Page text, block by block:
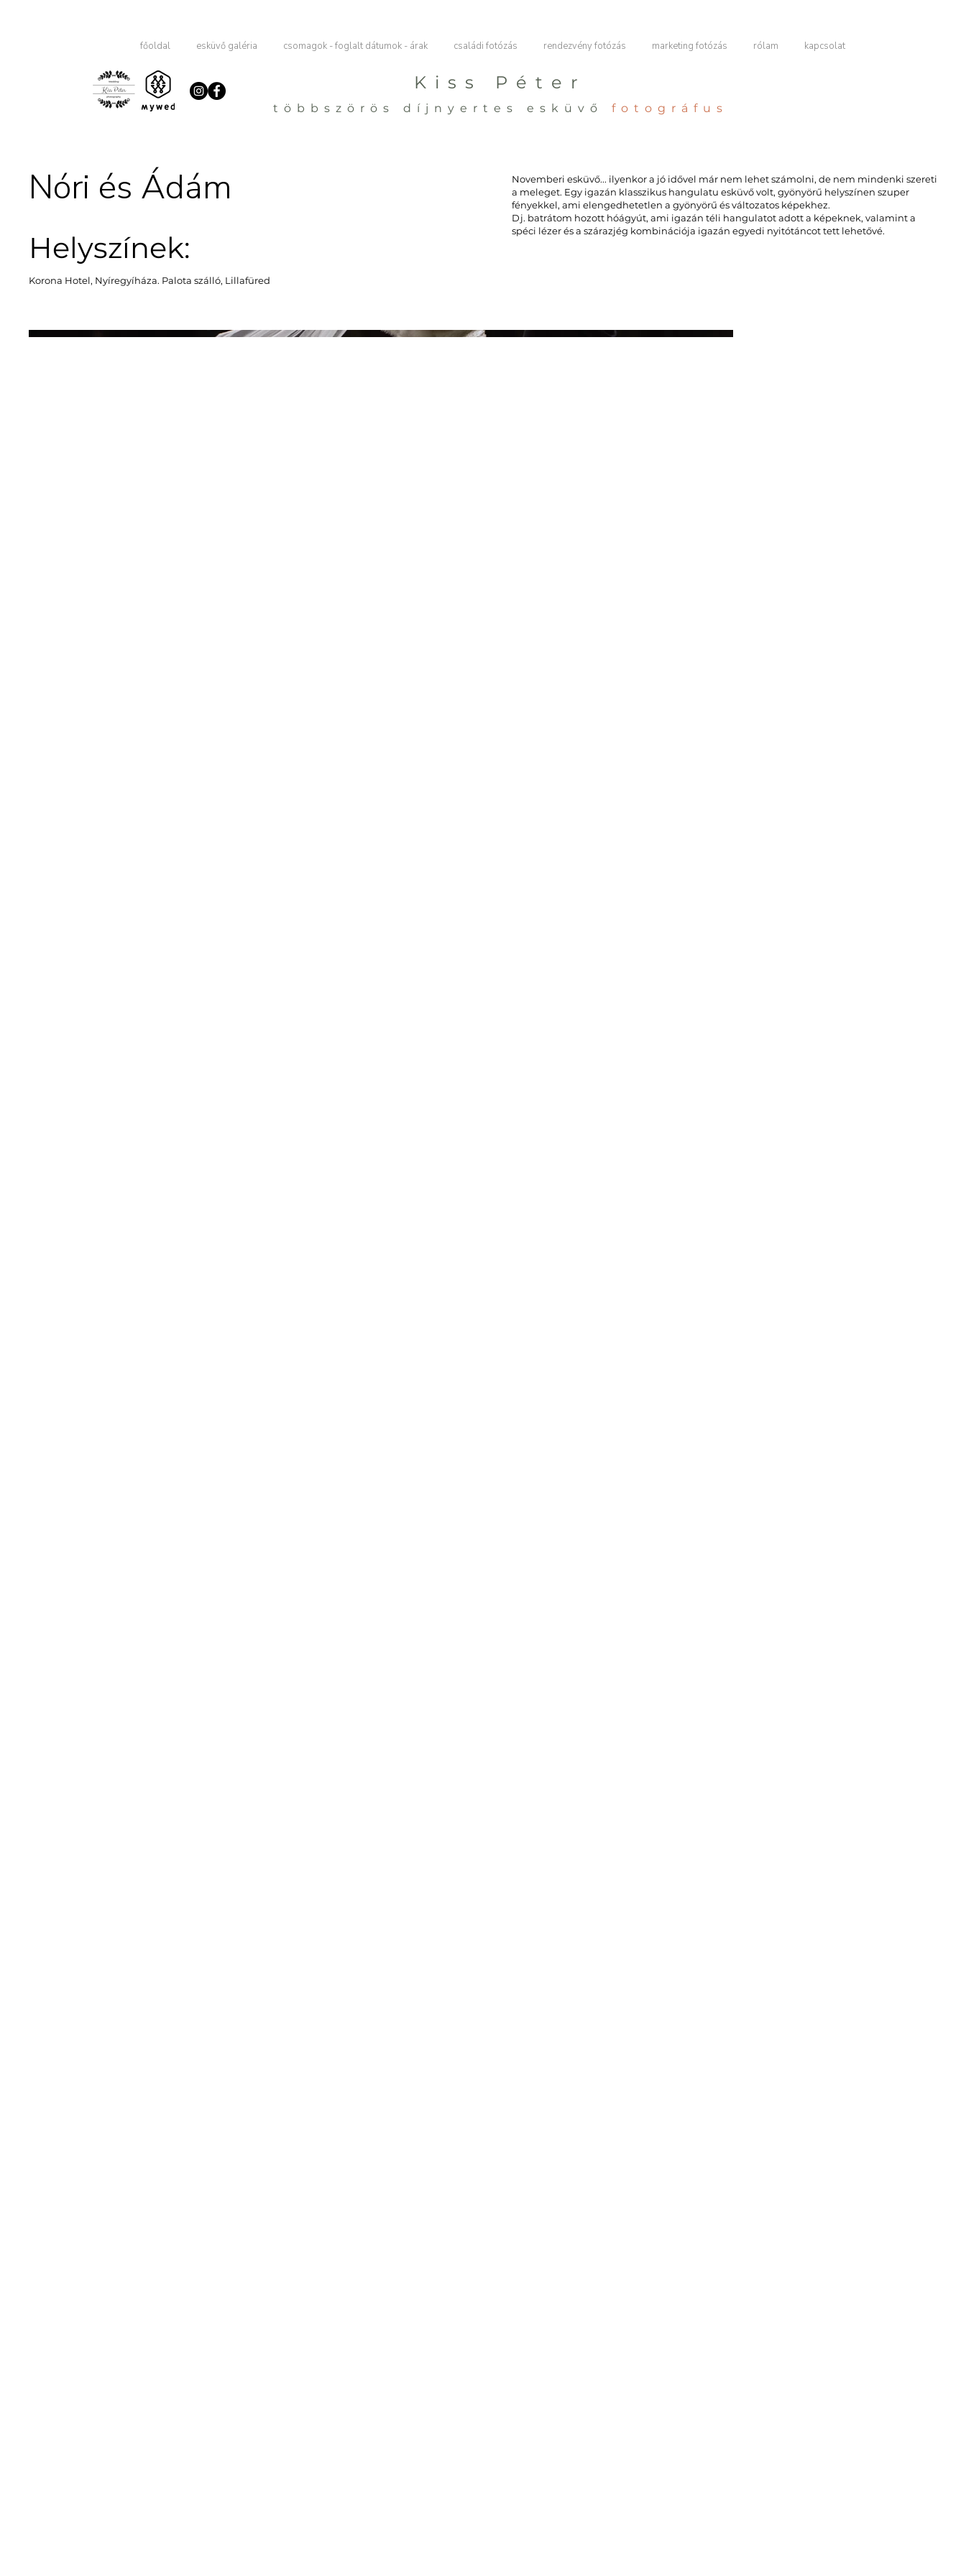
főoldal esküvő galéria csomagok - foglalt dátumok - árak családi fotózás rendezvény fotózás marketing fotózás rólam kapcsolat
Kiss Péter
többszörös díjnyertes esküvő fotográfus
Nóri és Ádám
Helyszínek:
Korona Hotel, Nyíregyíháza. Palota szálló, Lillafüred
Novemberi esküvő... ilyenkor a jó idővel már nem lehet számolni, de nem mindenki szereti
a meleget. Egy igazán klasszikus hangulatu esküvő volt, gyönyörű helyszínen szuper
fényekkel, ami elengedhetetlen a gyönyörű és változatos képekhez.
Dj. batrátom hozott hóágyút, ami igazán téli hangulatot adott a képeknek, valamint a
spéci lézer és a szárazjég kombinációja igazán egyedi nyitótáncot tett lehetővé.